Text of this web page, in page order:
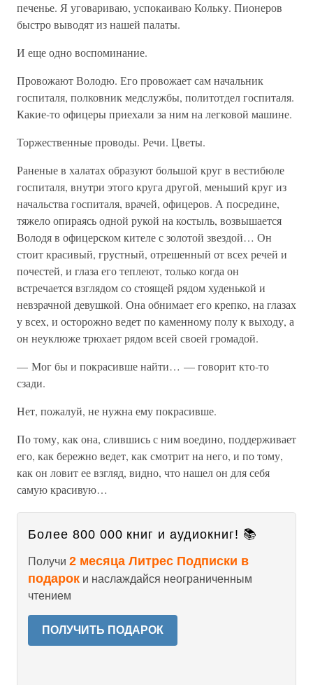
печенье. Я уговариваю, успокаиваю Кольку. Пионеров
быстро выводят из нашей палаты.
И еще одно воспоминание.
Провожают Володю. Его провожает сам начальник
госпиталя, полковник медслужбы, политотдел госпиталя.
Какие-то офицеры приехали за ним на легковой машине.
Торжественные проводы. Речи. Цветы.
Раненые в халатах образуют большой круг в вестибюле
госпиталя, внутри этого круга другой, меньший круг из
начальства госпиталя, врачей, офицеров. А посредине,
тяжело опираясь одной рукой на костыль, возвышается
Володя в офицерском кителе с золотой звездой… Он
стоит красивый, грустный, отрешенный от всех речей и
почестей, и глаза его теплеют, только когда он
встречается взглядом со стоящей рядом худенькой и
невзрачной девушкой. Она обнимает его крепко, на глазах
у всех, и осторожно ведет по каменному полу к выходу, а
он неуклюже трюхает рядом всей своей громадой.
— Мог бы и покрасивше найти… — говорит кто-то
сзади.
Нет, пожалуй, не нужна ему покрасивше.
По тому, как она, слившись с ним воедино, поддерживает
его, как бережно ведет, как смотрит на него, и по тому,
как он ловит ее взгляд, видно, что нашел он для себя
самую красивую…
Более 800 000 книг и аудиокниг! 📚
Получи 2 месяца Литрес Подписки в
подарок и наслаждайся неограниченным
чтением
ПОЛУЧИТЬ ПОДАРОК